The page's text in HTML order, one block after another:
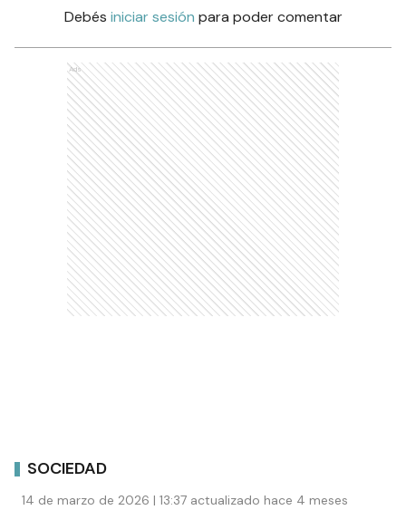
Debés iniciar sesión para poder comentar
Ads
SOCIEDAD
14 de marzo de 2026 | 13:37 actualizado hace 4 meses